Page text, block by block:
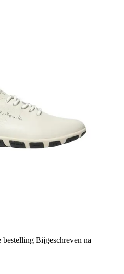
bestelling Bijgeschreven na